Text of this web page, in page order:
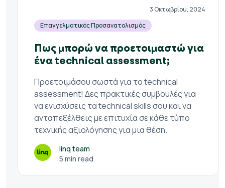
3 Οκτωβρίου, 2024
Επαγγελματικός Προσανατολισμός
Πως μπορώ να προετοιμαστώ για
ένα technical assessment;
Προετοιμάσου σωστά για το technical
assessment! Δες πρακτικές συμβουλές για
να ενισχύσεις τα technical skills σου και να
ανταπεξέλθεις με επιτυχία σε κάθε τύπο
τεχνικής αξιολόγησης για μια θέση.
linq team
5 min read